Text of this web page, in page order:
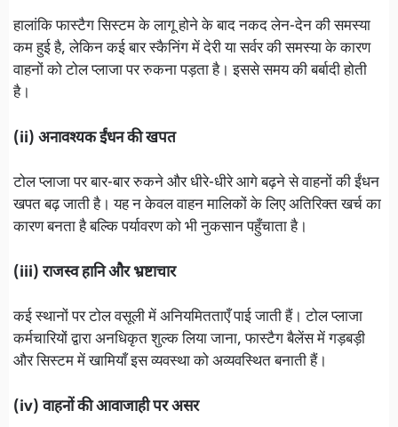
हालांकि फास्टैग सिस्टम के लागू होने के बाद नकद लेन-देन की समस्या
कम हुई है, लेकिन कई बार स्कैनिंग में देरी या सर्वर की समस्या के कारण
वाहनों को टोल प्लाजा पर रुकना पड़ता है। इससे समय की बर्बादी होती
है।
(ii) अनावश्यक ईंधन की खपत
टोल प्लाजा पर बार-बार रुकने और धीरे-धीरे आगे बढ़ने से वाहनों की ईंधन
खपत बढ़ जाती है। यह न केवल वाहन मालिकों के लिए अतिरिक्त खर्च का
कारण बनता है बल्कि पर्यावरण को भी नुकसान पहुँचाता है।
(iii) राजस्व हानि और भ्रष्टाचार
कई स्थानों पर टोल वसूली में अनियमितताएँ पाई जाती हैं। टोल प्लाजा
कर्मचारियों द्वारा अनधिकृत शुल्क लिया जाना, फास्टैग बैलेंस में गड़बड़ी
और सिस्टम में खामियाँ इस व्यवस्था को अव्यवस्थित बनाती हैं।
(iv) वाहनों की आवाजाही पर असर